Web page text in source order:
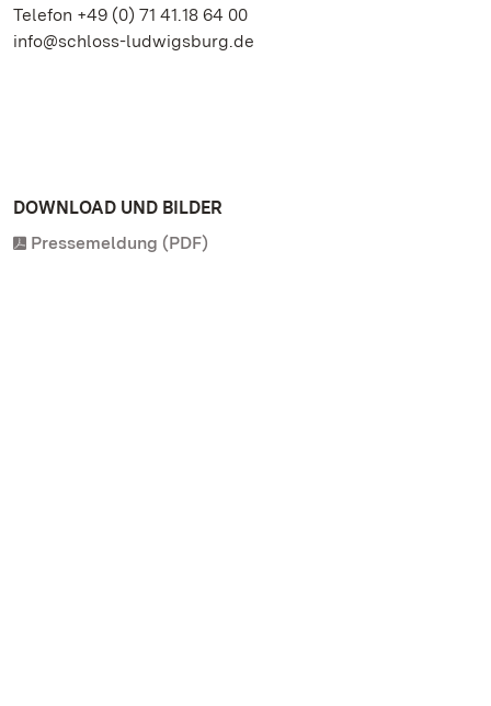
Telefon +49 (0) 71 41.18 64 00
info@schloss-ludwigsburg.de
DOWNLOAD UND BILDER
Pressemeldung (PDF)